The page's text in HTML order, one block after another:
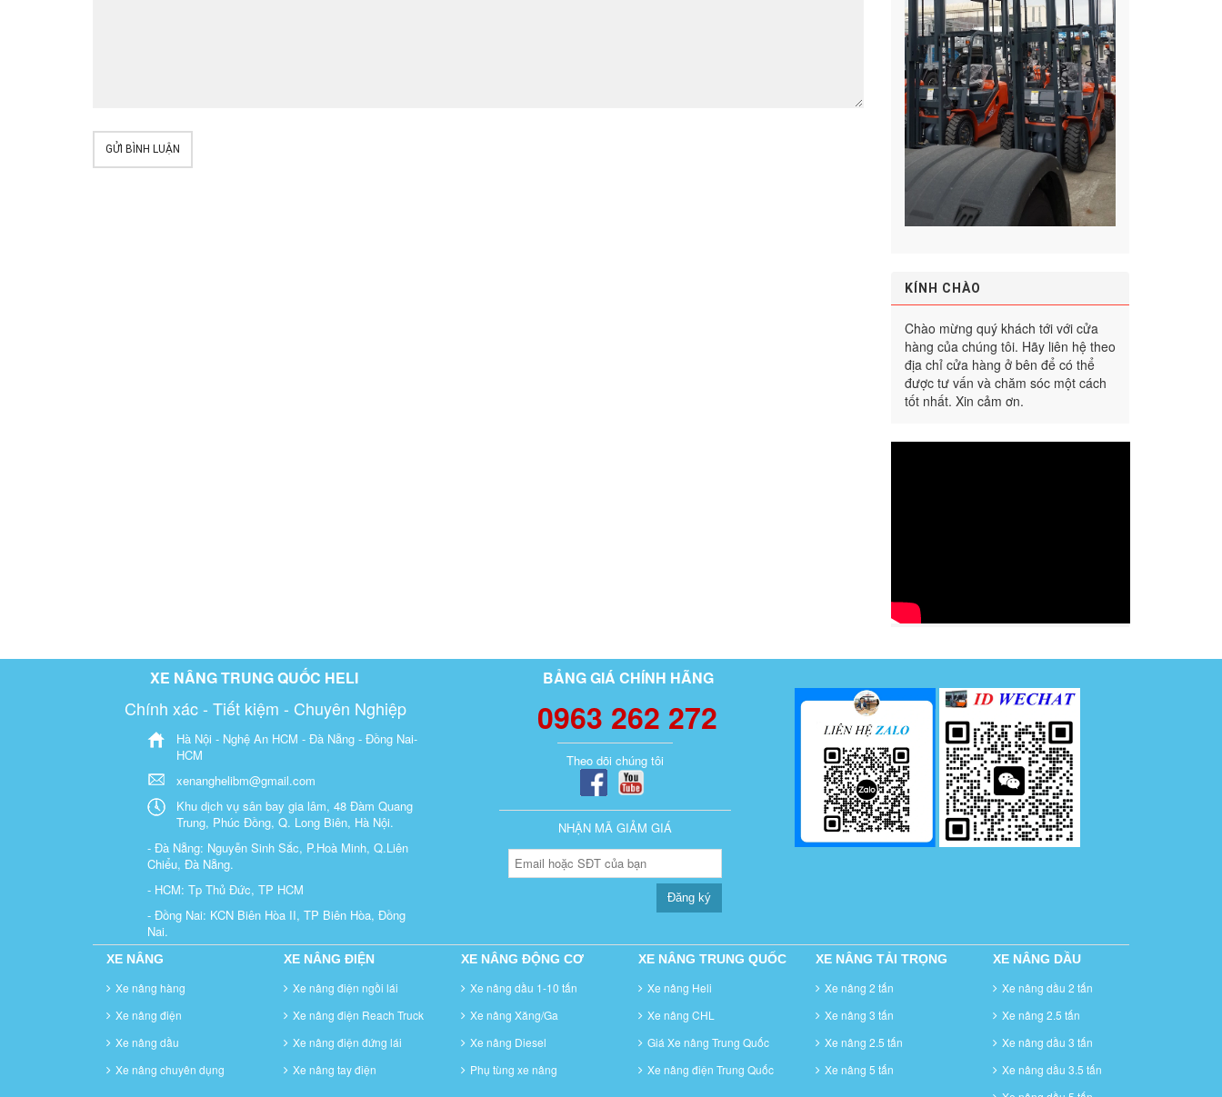
GỬI BÌNH LUẬN
KÍNH CHÀO
Chào mừng quý khách tới với cửa
hàng của chúng tôi. Hãy liên hệ theo
địa chỉ cửa hàng ở bên để có thể
được tư vấn và chăm sóc một cách
tốt nhất. Xin cảm ơn.
XE NÂNG TRUNG QUỐC HELI
Chính xác - Tiết kiệm - Chuyên Nghiệp
Hà Nội - Nghệ An HCM - Đà Nẵng - Đồng Nai-
HCM
xenanghelibm@gmail.com
Khu dịch vụ sân bay gia lâm, 48 Đàm Quang
Trung, Phúc Đồng, Q. Long Biên, Hà Nội.
- Đà Nẵng: Nguyễn Sinh Sắc, P.Hoà Minh, Q.Liên
Chiểu, Đà Nẵng.
- HCM: Tp Thủ Đức, TP HCM
- Đồng Nai: KCN Biên Hòa II, TP Biên Hòa, Đồng
Nai.
BẢNG GIÁ CHÍNH HÃNG
0963 262 272
Theo dõi chúng tôi
NHẬN MÃ GIẢM GIÁ
Đăng ký
XE NÂNG
Xe nâng hàng
Xe nâng điện
Xe nâng dầu
Xe nâng chuyên dụng
XE NÂNG ĐIỆN
Xe nâng điện ngồi lái
Xe nâng điện Reach Truck
Xe nâng điện đứng lái
Xe nâng tay điện
XE NÂNG ĐỘNG CƠ
Xe nâng dầu 1-10 tấn
Xe nâng Xăng/Ga
Xe nâng Diesel
Phụ tùng xe nâng
XE NÂNG TRUNG QUỐC
Xe nâng Heli
Xe nâng CHL
Giá Xe nâng Trung Quốc
Xe nâng điện Trung Quốc
XE NÂNG TẢI TRỌNG
Xe nâng 2 tấn
Xe nâng 3 tấn
Xe nâng 2.5 tấn
Xe nâng 5 tấn
XE NÂNG DẦU
Xe nâng dầu 2 tấn
Xe nâng 2.5 tấn
Xe nâng dầu 3 tấn
Xe nâng dầu 3.5 tấn